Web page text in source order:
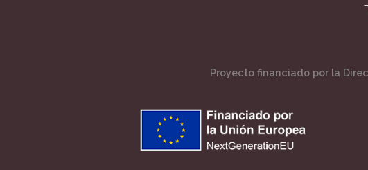
Proyecto financiado por la